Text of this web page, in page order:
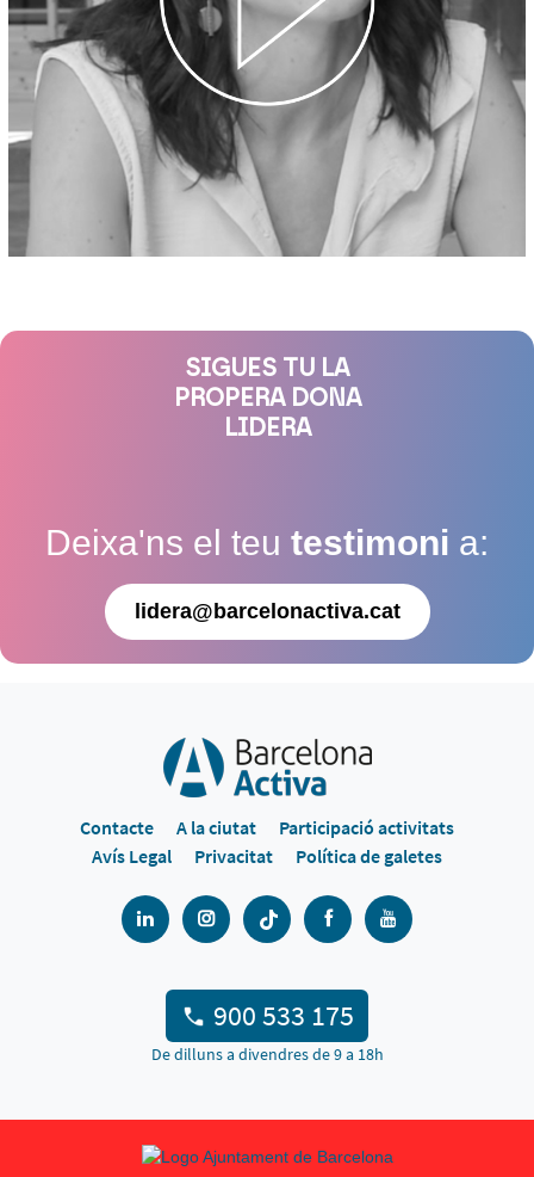
SIGUES TU LA
PROPERA DONA
LIDERA
Deixa'ns el teu testimoni a:
lidera@barcelonactiva.cat
Contacte A la ciutat
Participació activitats
Avís Legal
Privacitat Política de galetes
900 533 175
De dilluns a divendres de 9 a 18h